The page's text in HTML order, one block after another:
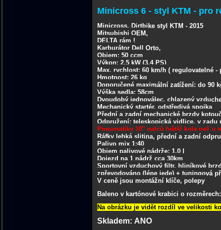
Minicross 6 - styl KTM - pro
Minicross, Dirtbike styl KTM - 2015
Mitsubishi OEM,
DELTA rám !
Karburátor Dell Orto,
Objem: 50 ccm
Výkon: 2,5 kW (3.4 PS)
Max. rychlost: 60 km/h ( regulovatelné -
Hmotnost: 26 kg
Doporučené maximální zatížení: do 90
Výška sedla: 58cm
Dvoudobý jednoválec, chlazený
Mechanický startér, odstředivá spojka
Přední a zadní mechanické brzdy
Odpružení: teleskopická vidlice, v zadu
Pneumatiky 10" palců (větší kola než u
Ráfky lehká slitina, přední a zadní
Palivo mix 1:40
Objem palivové nádrže: 1,0 l
Dojezd na 1 nádrž cca 30km
Sportovní vzduchový filtr, hliníkové
zpřevodováno (lépe jede) + tuningová
V ceně jsou montážní klíče, polepy
Baleno v kartónové krabici o
Na obrázku je vidět rozdíl ve velikosti
Skladem: ANO